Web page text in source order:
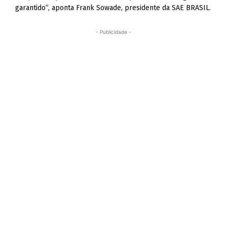
garantido”, aponta Frank Sowade, presidente da SAE BRASIL.
- Publicidade -